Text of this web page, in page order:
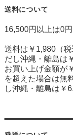
送料について
16,500円以上は0円
送料は￥1,980（税
だし沖縄・離島は
お買い上げ金額が
を超えた場合は無
し沖縄・離島は￥